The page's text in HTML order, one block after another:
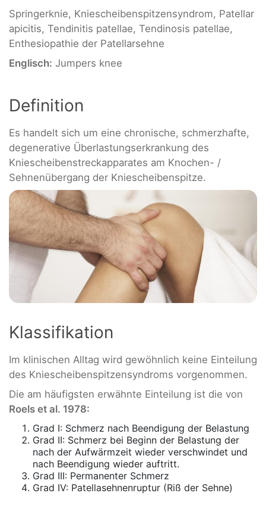
Springerknie, Kniescheibenspitzensyndrom, Patellar
apicitis, Tendinitis patellae, Tendinosis patellae,
Enthesiopathie der Patellarsehne
Englisch: Jumpers knee
Definition
Es handelt sich um eine chronische, schmerzhafte,
degenerative Überlastungserkrankung des
Kniescheibenstreckapparates am Knochen- /
Sehnenübergang der Kniescheibenspitze.
Klassifikation
Im klinischen Alltag wird gewöhnlich keine Einteilung
des Kniescheibenspitzensyndroms vorgenommen.
Die am häufigsten erwähnte Einteilung ist die von
Roels et al. 1978:
Grad I: Schmerz nach Beendigung der Belastung
Grad II: Schmerz bei Beginn der Belastung der
nach der Aufwärmzeit wieder verschwindet und
nach Beendigung wieder auftritt.
Grad III: Permanenter Schmerz
Grad IV: Patellasehnenruptur (Riß der Sehne)